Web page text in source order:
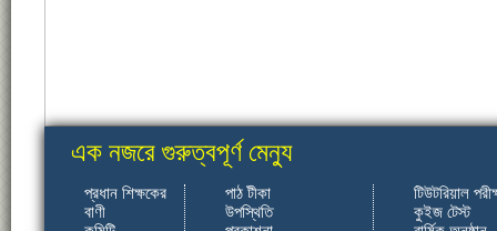
এক নজরে গুরুত্বপূর্ণ মেন্যু
প্রধান শিক্ষকের
বাণী
পাঠ টীকা
উপস্থিতি
টিউটরিয়াল
কুইজ টেস্ট